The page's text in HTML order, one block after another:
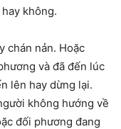
không.
chán nản. Hoặc
và đã đến lúc
lên hay dừng lại.
không hướng về
đối phương đang